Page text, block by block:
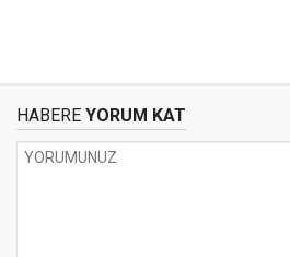
HABERE YORUM KAT